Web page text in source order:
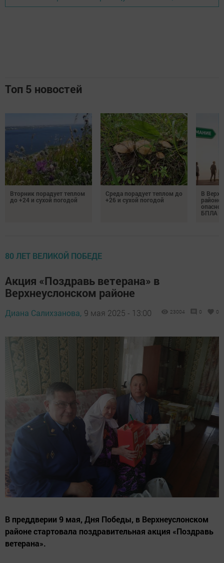
Топ 5 новостей
Вторник порадует теплом
до +24 и сухой погодой
Среда порадует теплом до
+26 и сухой погодой
В
районе
БПЛА
80 ЛЕТ ВЕЛИКОЙ ПОБЕДЕ
Акция «Поздравь ветерана» в
Верхнеуслонском районе
Диана Салихзанова, 9 мая 2025 - 13:00 23004 0 0
В преддверии 9 мая, Дня Победы, в Верхнеуслонском
районе стартовала поздравительная акция «Поздравь
ветерана».